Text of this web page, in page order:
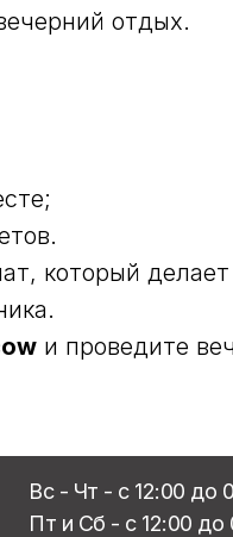
отдых.
который
и проведите
Вс - Чт - с 12:00 до
Пт и Сб - с 12:00 до